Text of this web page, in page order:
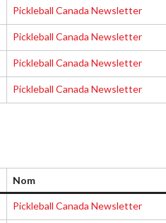
Pickleball Canada Newsletter
Pickleball Canada Newsletter
Pickleball Canada Newsletter
Pickleball Canada Newsletter
Nom
Pickleball Canada Newsletter